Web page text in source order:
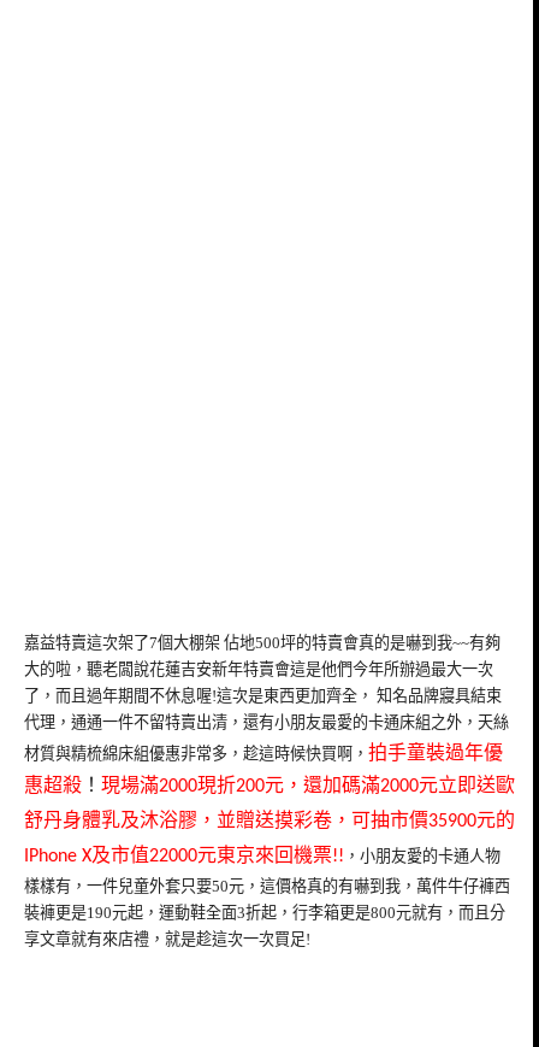
嘉益特賣這次架了7個大棚架 佔地500坪的特賣會真的是嚇到我~~有夠
大的啦，聽老闆說花蓮吉安新年特賣會這是他們今年所辦過最大一次
了，而且過年期間不休息喔!這次是東西更加齊全， 知名品牌寢具結束
代理，通通一件不留特賣出清，還有小朋友最愛的卡通床組之外，天絲
材質與精梳綿床組優惠非常多，趁這時候快買啊， 拍手童裝過年優
惠超殺 ！ 現場滿2000現折200元，還加碼滿2000元立即送歐
舒丹身體乳及沐浴膠，並贈送摸彩卷，可抽市價35900元的
IPhone X及市值22000元東京來回機票!! ，小朋友愛的卡通人物
樣樣有，一件兒童外套只要50元，這價格真的有嚇到我，萬件牛仔褲西
裝褲更是190元起，運動鞋全面3折起，行李箱更是800元就有，而且分
享文章就有來店禮，就是趁這次一次買足!